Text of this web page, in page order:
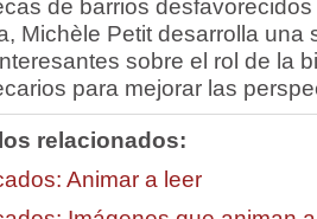
de barrios desfavorecidos
Michèle Petit desarrolla una
sobre el rol de la
para mejorar las
relacionados:
Animar a leer